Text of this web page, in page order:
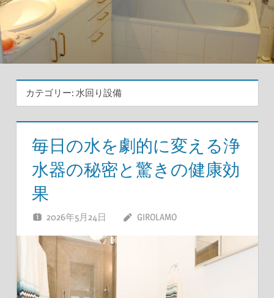
カテゴリー: 水回り設備
毎日の水を劇的に変える浄
水器の秘密と驚きの健康効
果
2026年5月24日 GIROLAMO